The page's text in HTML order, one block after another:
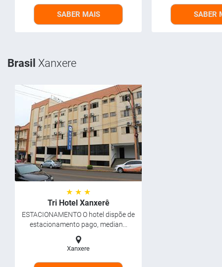
SABER MAIS SABER
Brasil Xanxere
★ ★ ★
Tri Hotel Xanxerê
ESTACIONAMENTO O hotel dispõe de
estacionamento pago, median...
Xanxere